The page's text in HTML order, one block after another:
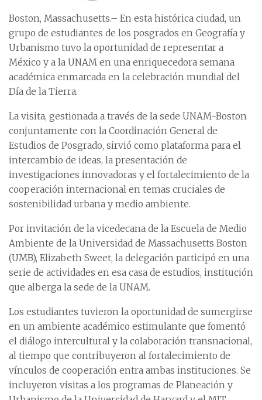
Boston, Massachusetts.– En esta histórica ciudad, un
grupo de estudiantes de los posgrados en Geografía y
Urbanismo tuvo la oportunidad de representar a
México y a la UNAM en una enriquecedora semana
académica enmarcada en la celebración mundial del
Día de la Tierra.
La visita, gestionada a través de la sede UNAM-Boston
conjuntamente con la Coordinación General de
Estudios de Posgrado, sirvió como plataforma para el
intercambio de ideas, la presentación de
investigaciones innovadoras y el fortalecimiento de la
cooperación internacional en temas cruciales de
sostenibilidad urbana y medio ambiente.
Por invitación de la vicedecana de la Escuela de Medio
Ambiente de la Universidad de Massachusetts Boston
(UMB), Elizabeth Sweet, la delegación participó en una
serie de actividades en esa casa de estudios, institución
que alberga la sede de la UNAM.
Los estudiantes tuvieron la oportunidad de sumergirse
en un ambiente académico estimulante que fomentó
el diálogo intercultural y la colaboración transnacional,
al tiempo que contribuyeron al fortalecimiento de
vínculos de cooperación entra ambas instituciones. Se
incluyeron visitas a los programas de Planeación y